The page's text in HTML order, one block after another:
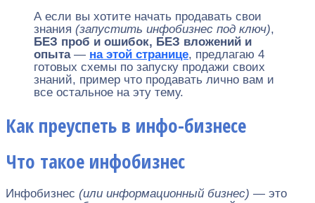
А если вы хотите начать продавать свои
знания (запустить инфобизнес под ключ),
БЕЗ проб и ошибок, БЕЗ вложений и
опыта— на этой странице, предлагаю 4
готовых схемы по запуску продажи своих
знаний, пример что продавать лично вам и
все остальное на эту тему.
Как преуспеть в инфо-бизнесе
Что такое инфобизнес
Инфобизнес (или информационный бизнес) — это